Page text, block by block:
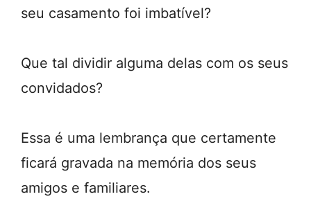
seu casamento foi imbatível?
Que tal dividir alguma delas com os seus
convidados?
Essa é uma lembrança que certamente
ficará gravada na memória dos seus
amigos e familiares.